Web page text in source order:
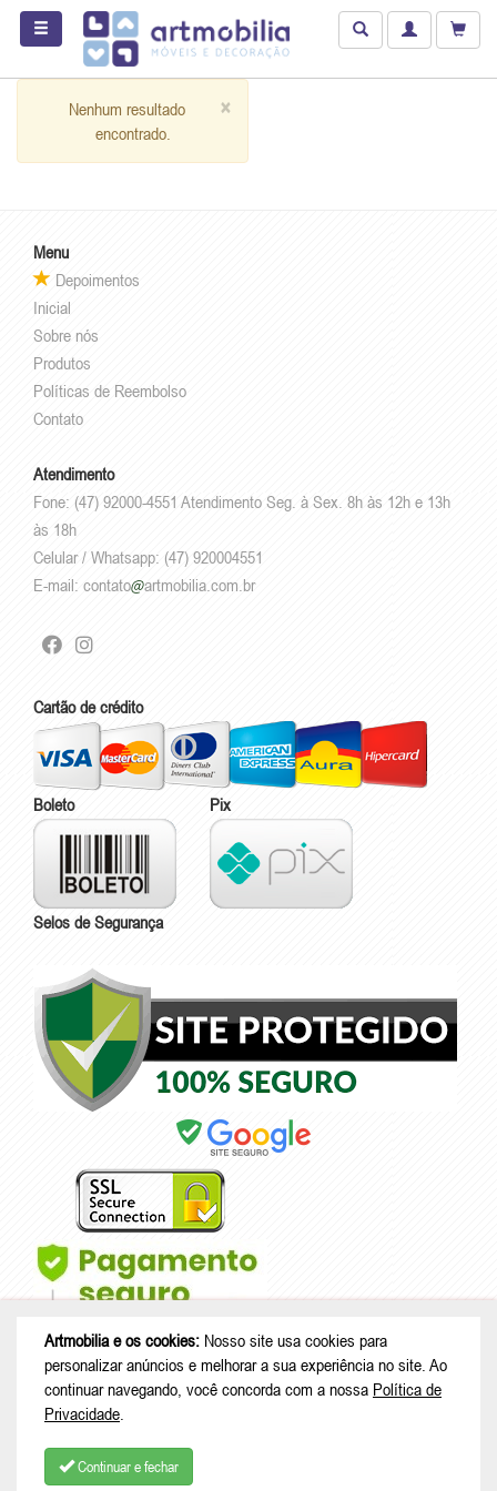
×
Nenhum resultado
encontrado.
Menu
Depoimentos
Inicial
Sobre nós
Produtos
Políticas de Reembolso
Contato
Atendimento
Fone: (47) 92000-4551 Atendimento Seg. à Sex. 8h às 12h e 13h
às 18h
Celular / Whatsapp: (47) 920004551
E-mail: contato artmobilia.com.br
Cartão de crédito
Boleto Pix
Selos de Segurança
Treml, 343 casa A23 - sala 2 - Schramm - São Bento do Sul - SC |
Artmobilia e os cookies: Nosso site usa cookies para
personalizar anúncios e melhorar a sua experiência no site. Ao
continuar navegando, você concorda com a nossa Política de
Privacidade
Continuar e fechar